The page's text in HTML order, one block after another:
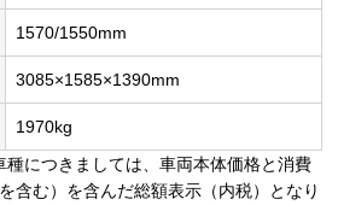
1570/1550mm
3085×1585×1390mm
1970kg
につきましては、車両本体価格と消費
含む）を含んだ総額表示（内税）となり